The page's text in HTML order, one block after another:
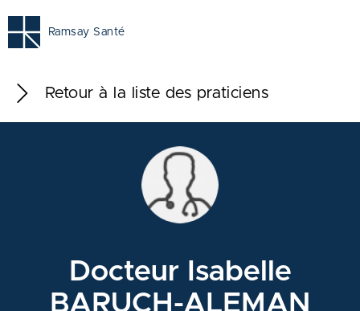
Ramsay Santé
Retour à la liste des praticiens
Docteur Isabelle
BARUCH-ALEMAN